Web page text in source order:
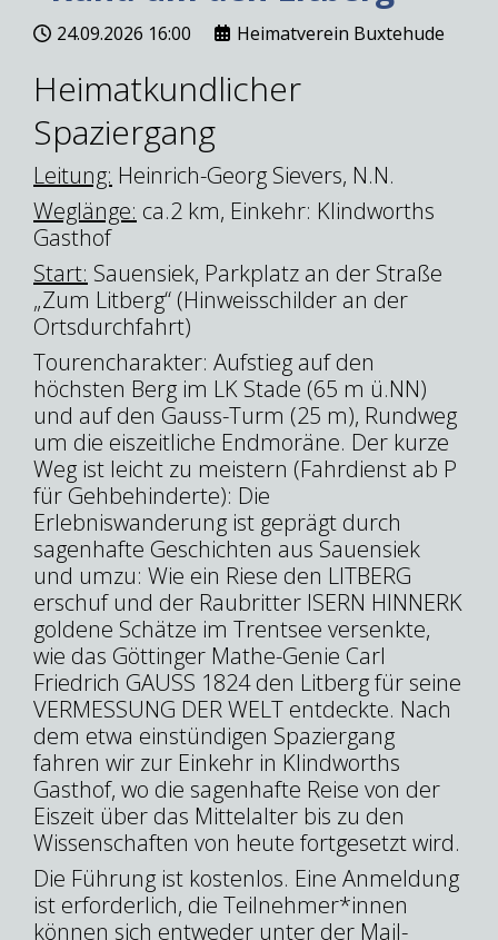
24.09.2026 16:00 Heimatverein Buxtehude
Heimatkundlicher
Spaziergang
Leitung: Heinrich-Georg Sievers, N.N.
Weglänge: ca.2 km, Einkehr: Klindworths
Gasthof
Start: Sauensiek, Parkplatz an der Straße
„Zum Litberg“ (Hinweisschilder an der
Ortsdurchfahrt)
Tourencharakter: Aufstieg auf den
höchsten Berg im LK Stade (65 m ü.NN)
und auf den Gauss-Turm (25 m), Rundweg
um die eiszeitliche Endmoräne. Der kurze
Weg ist leicht zu meistern (Fahrdienst ab P
für Gehbehinderte): Die
Erlebniswanderung ist geprägt durch
sagenhafte Geschichten aus Sauensiek
und umzu: Wie ein Riese den LITBERG
erschuf und der Raubritter ISERN HINNERK
goldene Schätze im Trentsee versenkte,
wie das Göttinger Mathe-Genie Carl
Friedrich GAUSS 1824 den Litberg für seine
VERMESSUNG DER WELT entdeckte. Nach
dem etwa einstündigen Spaziergang
fahren wir zur Einkehr in Klindworths
Gasthof, wo die sagenhafte Reise von der
Eiszeit über das Mittelalter bis zu den
Wissenschaften von heute fortgesetzt wird.
Die Führung ist kostenlos. Eine Anmeldung
ist erforderlich, die Teilnehmer*innen
können sich entweder unter der Mail-